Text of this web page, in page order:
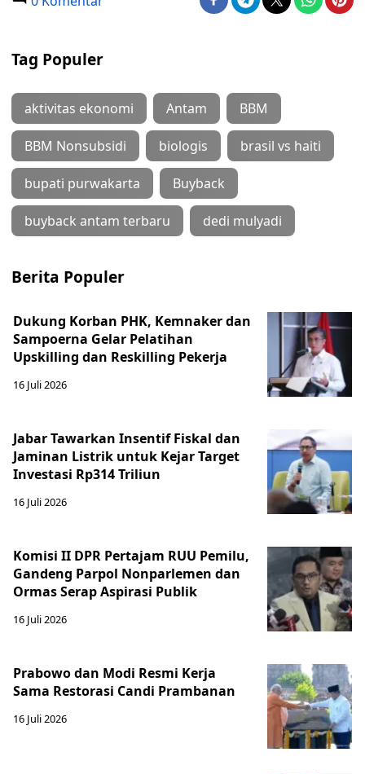
Tag Populer
aktivitas ekonomi Antam BBM
BBM Nonsubsidi biologis brasil vs haiti
bupati purwakarta Buyback
buyback antam terbaru dedi mulyadi
Berita Populer
Dukung Korban PHK, Kemnaker dan
Sampoerna Gelar Pelatihan
Upskilling dan Reskilling Pekerja
16 Juli 2026
Jabar Tawarkan Insentif Fiskal dan
Jaminan Listrik untuk Kejar Target
Investasi Rp314 Triliun
16 Juli 2026
Komisi II DPR Pertajam RUU Pemilu,
Gandeng Parpol Nonparlemen dan
Ormas Serap Aspirasi Publik
16 Juli 2026
Prabowo dan Modi Resmi Kerja
Sama Restorasi Candi Prambanan
16 Juli 2026